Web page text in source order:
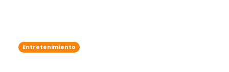
Entretenimiento